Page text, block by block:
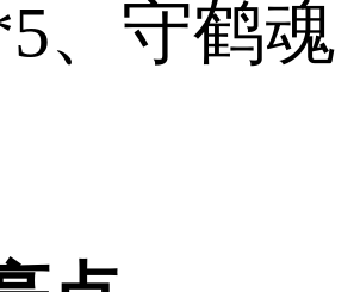
、守鹤魂